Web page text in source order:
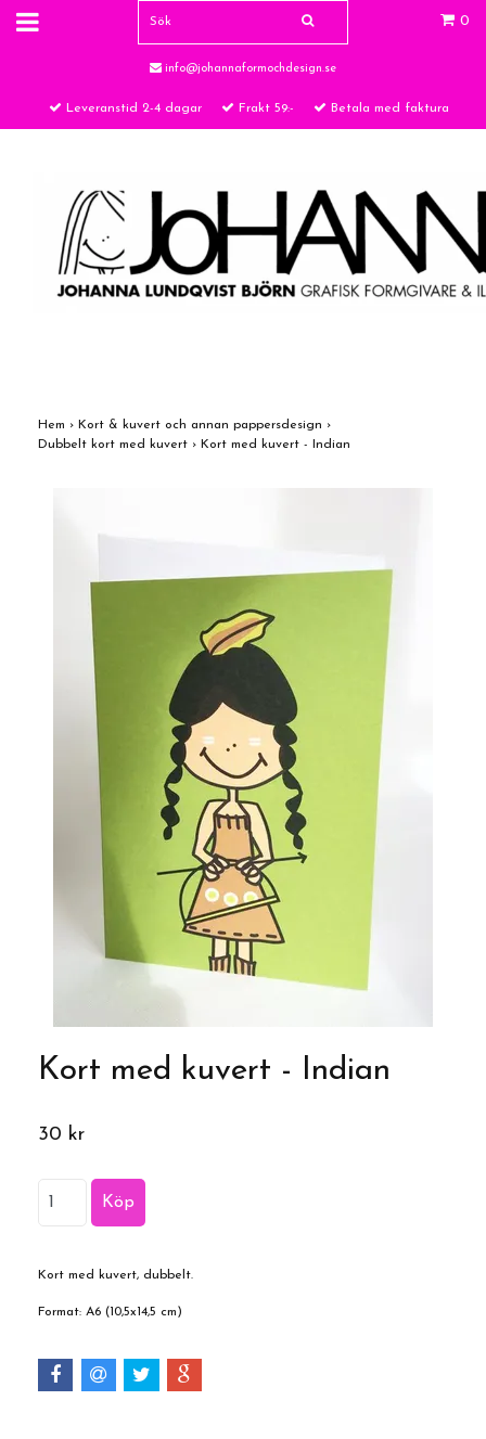
0
info@johannaformochdesign.se
Leveranstid 2-4 dagar Frakt 59:- Betala med faktura
Hem › Kort & kuvert och annan pappersdesign ›
Dubbelt kort med kuvert › Kort med kuvert - Indian
Kort med kuvert - Indian
30 kr
Kort med kuvert, dubbelt.
Format: A6 (10,5x14,5 cm)